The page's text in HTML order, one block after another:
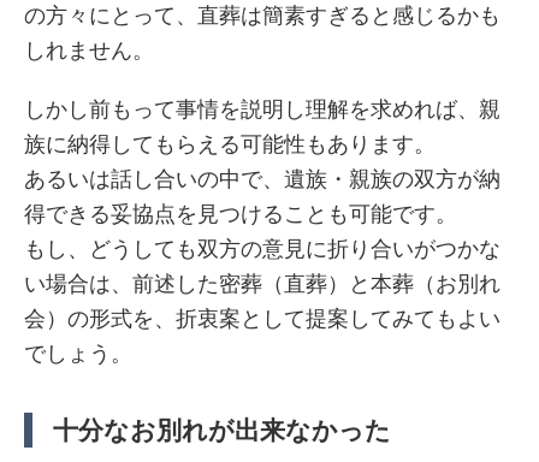
の方々にとって、直葬は簡素すぎると感じるかも
しれません。
しかし前もって事情を説明し理解を求めれば、親
族に納得してもらえる可能性もあります。
あるいは話し合いの中で、遺族・親族の双方が納
得できる妥協点を見つけることも可能です。
もし、どうしても双方の意見に折り合いがつかな
い場合は、前述した密葬（直葬）と本葬（お別れ
会）の形式を、折衷案として提案してみてもよい
でしょう。
十分なお別れが出来なかった